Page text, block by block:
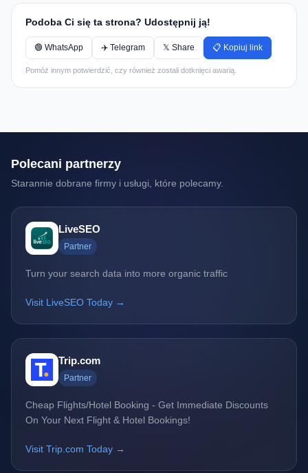
Podoba Ci się ta strona? Udostępnij ją!
🟢 WhatsApp ✈️ Telegram 𝕏 Share 📋 Kopiuj link
Pomóż innym potwierdzić, czy również zostali dotknięci awarią.
Polecani partnerzy
Starannie dobrane firmy i usługi, które polecamy.
LiveSEO
Partner
Turn your search data into more organic traffic
Visit LiveSEO Today →
Trip.com
Partner
Cheap Flights/Hotel Booking - Get Immediate Discounts
On Your Next Flight & Hotel Bookings!
Visit Trip.com Today →